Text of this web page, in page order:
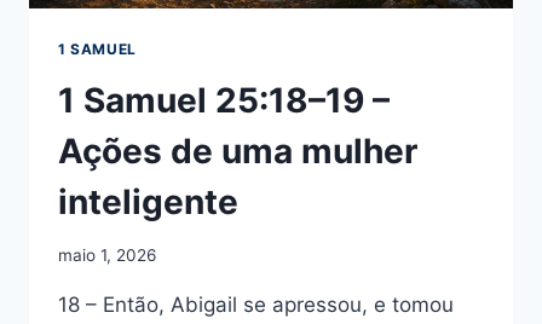
1 SAMUEL
1 Samuel 25:18–19 –
Ações de uma mulher
inteligente
maio 1, 2026
18 – Então, Abigail se apressou, e tomou